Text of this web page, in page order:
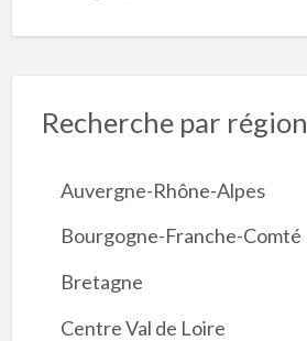
Recherche par région
Auvergne-Rhône-Alpes
Bourgogne-Franche-Comté
Bretagne
Centre Val de Loire